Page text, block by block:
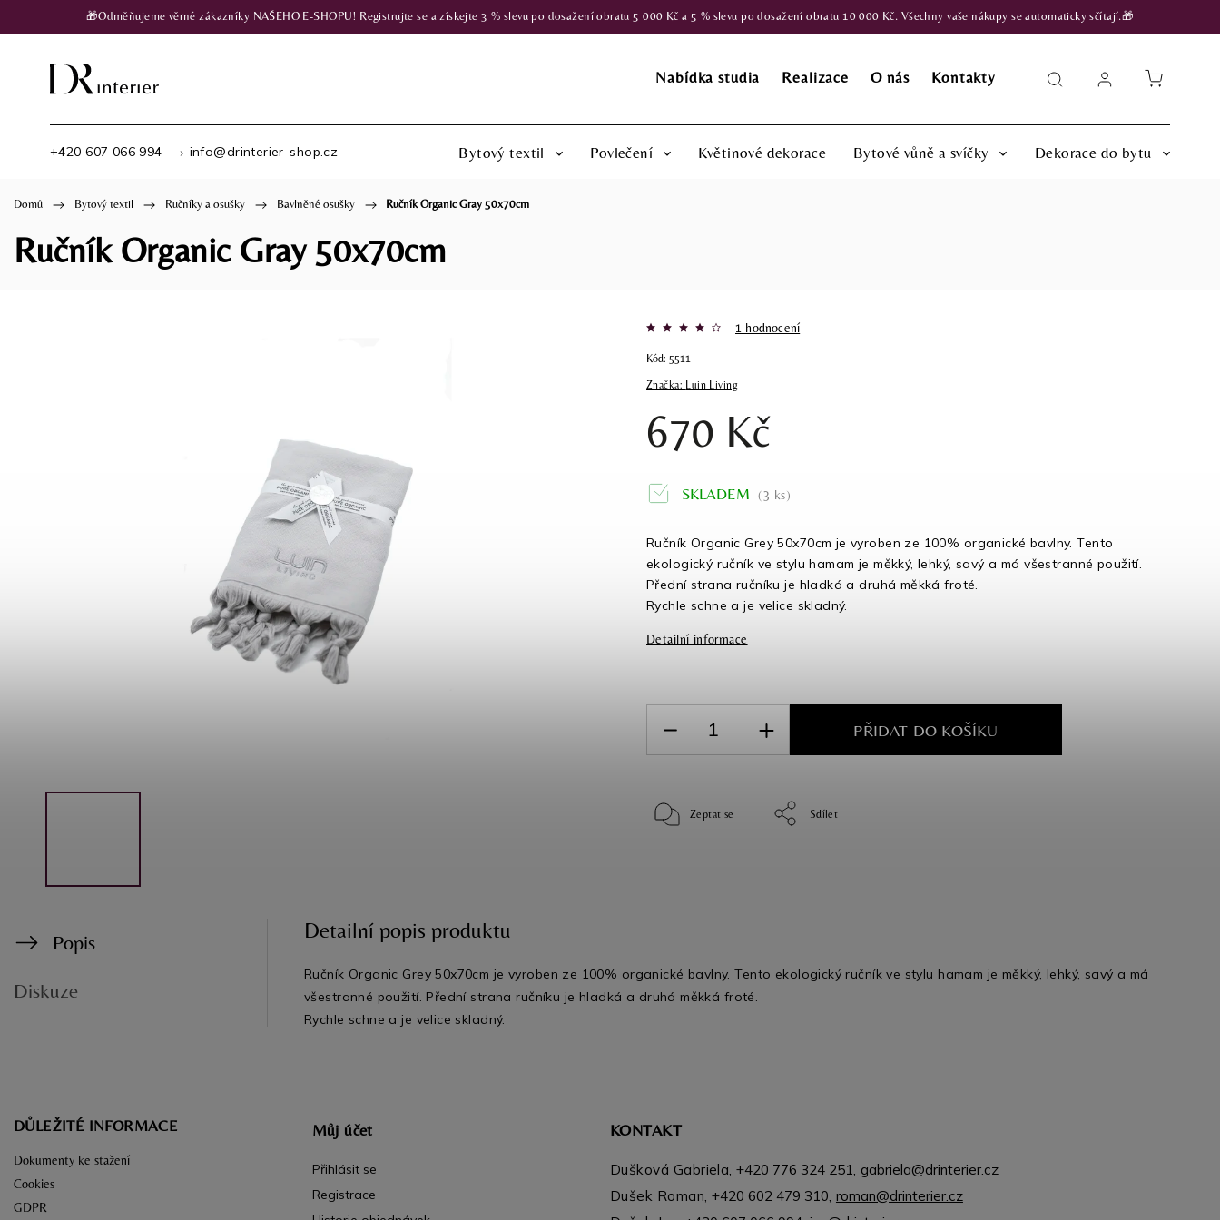
Nabídka studia Realizace O nás Kontakty
+420 607 066 994 —› info@drinterier-shop.cz Bytový textil Povlečení Květinové dekorace Bytové vůně a svíčky Dekorace do bytu
🎁Odměňujeme věrné zákazníky NAŠEHO E-SHOPU! Registrujte se a získejte 3 % slevu po dosažení obratu 5 000 Kč a 5 % slevu po dosažení obratu 10 000 Kč. Všechny vaše nákupy se automaticky sčítají.🎁
Domů / Bytový textil / Ručníky a osušky / Bavlněné osušky / Ručník Organic Gray 50x70cm
Ručník Organic Gray 50x70cm
Značka: Luin Living
1 hodnocení
670 Kč
Kód: 5511
Ručník Organic Grey 50x70cm je vyroben ze 100% organické bavlny. Tento
ekologický ručník ve stylu hamam je měkký, lehký, savý a má všestranné použití.
Přední strana ručníku je hladká a druhá měkká froté.
Rychle schne a je velice skladný.
Detailní informace
SKLADEM (3 ks)
PŘIDAT DO KOŠÍKU
Zeptat se Sdílet
Popis
Diskuze
Detailní popis produktu
Ručník Organic Grey 50x70cm je vyroben ze 100% organické bavlny. Tento ekologický ručník ve stylu hamam je měkký, lehký, savý a má
všestranné použití. Přední strana ručníku je hladká a druhá měkká froté.
Rychle schne a je velice skladný.
DŮLEŽITÉ INFORMACE
Dokumenty ke stažení
Cookies
GDPR
Můj účet
Přihlásit se
Registrace
KONTAKT
Dušková Gabriela,+420 776 324 251, gabriela@drinterier.cz
Dušek Roman,+420 602 479 310, roman@drinterier.cz